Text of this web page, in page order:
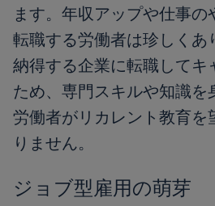
ます。年収アップや仕事の
転職する労働者は珍しくあ
納得する企業に転職してキ
ため、専門スキルや知識を
労働者がリカレント教育を
りません。
ジョブ型雇用の萌芽